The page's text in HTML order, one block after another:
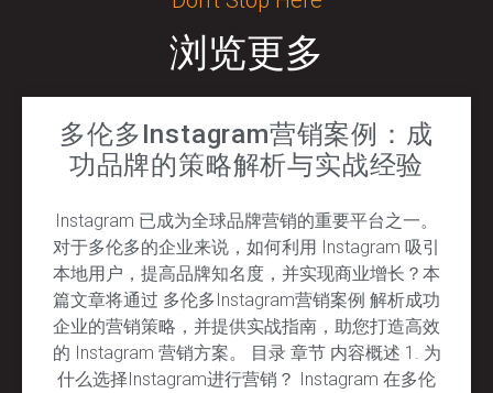
浏览更多
多伦多Instagram营销案例：成
功品牌的策略解析与实战经验
Instagram 已成为全球品牌营销的重要平台之一。
对于多伦多的企业来说，如何利用 Instagram 吸引
本地用户，提高品牌知名度，并实现商业增长？本
篇文章将通过 多伦多Instagram营销案例 解析成功
企业的营销策略，并提供实战指南，助您打造高效
的 Instagram 营销方案。 目录 章节 内容概述 1. 为
什么选择Instagram进行营销？ Instagram 在多伦